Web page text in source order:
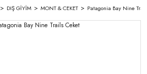
DIŞ GİYİM MONT & CEKET Patagonia Bay Nine